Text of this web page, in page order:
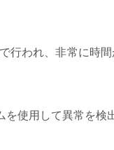
行われ、非常に時
使用して異常を検